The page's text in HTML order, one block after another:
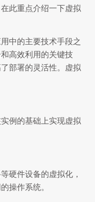
此重点介绍一下虚拟
中的主要技术手段之
高效利用的关键技
部署的灵活性。虚拟
例的基础上实现虚拟
硬件设备的虚拟化，
操作系统。